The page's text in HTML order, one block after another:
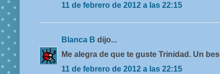
11 de febrero de 2012 a las 22:15
Blanca B dijo...
Me alegra de que te guste Trinidad. Un
11 de febrero de 2012 a las 22:15